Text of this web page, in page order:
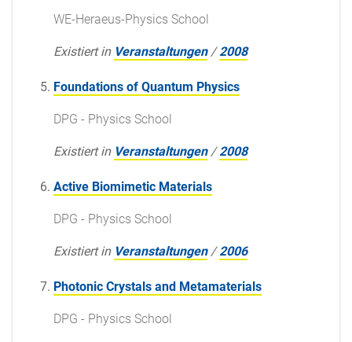
WE-Heraeus-Physics School
Existiert in Veranstaltungen /2008
Foundations of Quantum Physics
DPG - Physics School
Existiert in Veranstaltungen /2008
Active Biomimetic Materials
DPG - Physics School
Existiert in Veranstaltungen /2006
Photonic Crystals and Metamaterials
DPG - Physics School